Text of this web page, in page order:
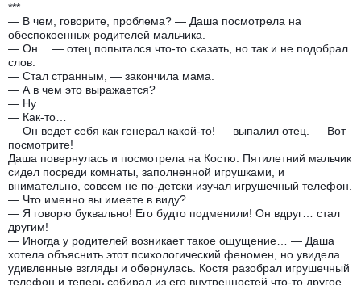
***
— В чем, говорите, проблема? — Даша посмотрела на
обеспокоенных родителей мальчика.
— Он… — отец попытался что-то сказать, но так и не подобрал
слов.
— Стал странным, — закончила мама.
— А в чем это выражается?
— Ну…
— Как-то…
— Он ведет себя как генерал какой-то! — выпалил отец. — Вот
посмотрите!
Даша повернулась и посмотрела на Костю. Пятилетний мальчик
сидел посреди комнаты, заполненной игрушками, и
внимательно, совсем не по-детски изучал игрушечный телефон.
— Что именно вы имеете в виду?
— Я говорю буквально! Его будто подменили! Он вдруг… стал
другим!
— Иногда у родителей возникает такое ощущение… — Даша
хотела объяснить этот психологический феномен, но увидела
удивленные взгляды и обернулась. Костя разобрал игрушечный
телефон и теперь собирал из его внутренностей что-то другое.